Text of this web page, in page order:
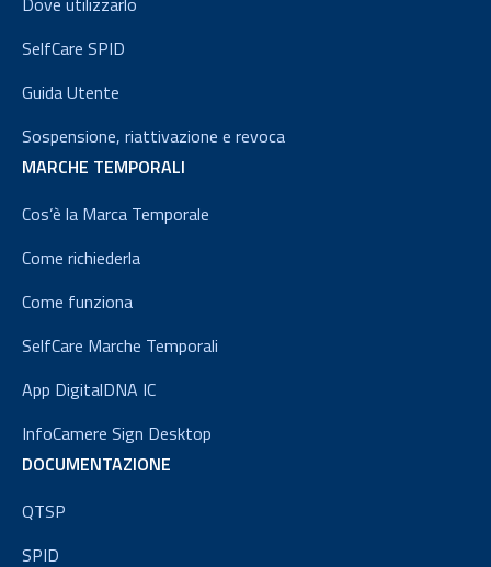
SelfCare SPID
Guida Utente
Sospensione, riattivazione e revoca
MARCHE TEMPORALI
Cos’è la Marca Temporale
Come richiederla
Come funziona
SelfCare Marche Temporali
App DigitalDNA IC
InfoCamere Sign Desktop
DOCUMENTAZIONE
QTSP
SPID